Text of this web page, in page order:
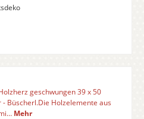
geschwungen 39 x 50
Büscherl.Die Holzelemente aus
Mehr